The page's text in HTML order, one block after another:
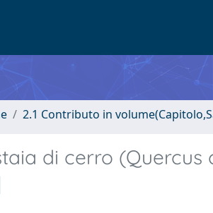
2.1 Contributo in
di cerro (Quercus